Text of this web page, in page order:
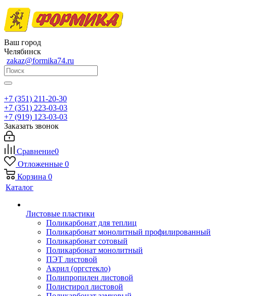
Ваш город
Челябинск
zakaz@formika74.ru
+7 (351) 211-20-30
+7 (351) 223-03-03
+7 (919) 123-03-03
Заказать звонок
Сравнение0
Отложенные 0
Корзина 0
Каталог
Листовые пластики
Поликарбонат для теплиц
Поликарбонат монолитный профилированный
Поликарбонат сотовый
Поликарбонат монолитный
ПЭТ листовой
Акрил (оргстекло)
Полипропилен листовой
Полистирол листовой